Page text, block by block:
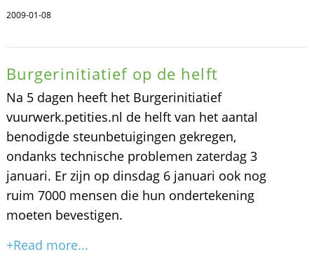
2009-01-08
Burgerinitiatief op de helft
Na 5 dagen heeft het Burgerinitiatief
vuurwerk.petities.nl de helft van het aantal
benodigde steunbetuigingen gekregen,
ondanks technische problemen zaterdag 3
januari. Er zijn op dinsdag 6 januari ook nog
ruim 7000 mensen die hun ondertekening
moeten bevestigen.
+Read more...